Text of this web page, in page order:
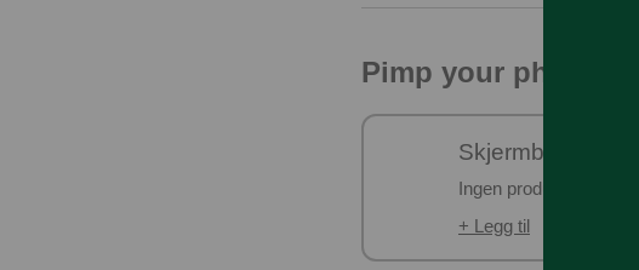
Pimp your phone!
Skjermbeskyttelse
Ingen produkter er valgt
+ Legg til